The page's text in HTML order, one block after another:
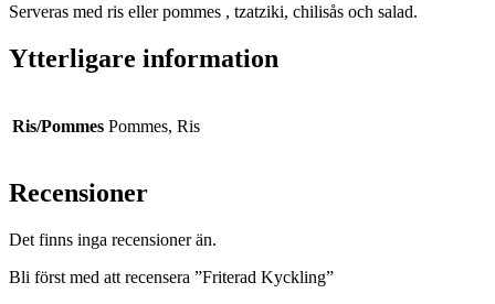
Serveras med ris eller pommes , tzatziki, chilisås och salad.
Ytterligare information
Ris/Pommes Pommes, Ris
Recensioner
Det finns inga recensioner än.
Bli först med att recensera ”Friterad Kyckling”